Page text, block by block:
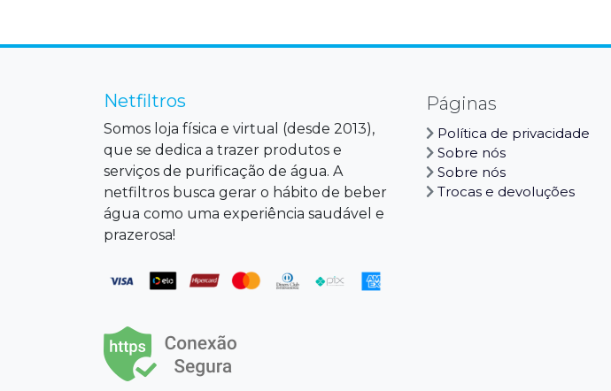
Páginas
Política de privacidade
Sobre nós
Sobre nós
Trocas e devoluções
Netfiltros
Somos loja física e virtual (desde 2013),
que se dedica a trazer produtos e
serviços de purificação de água. A
netfiltros busca gerar o hábito de beber
água como uma experiência saudável e
prazerosa!